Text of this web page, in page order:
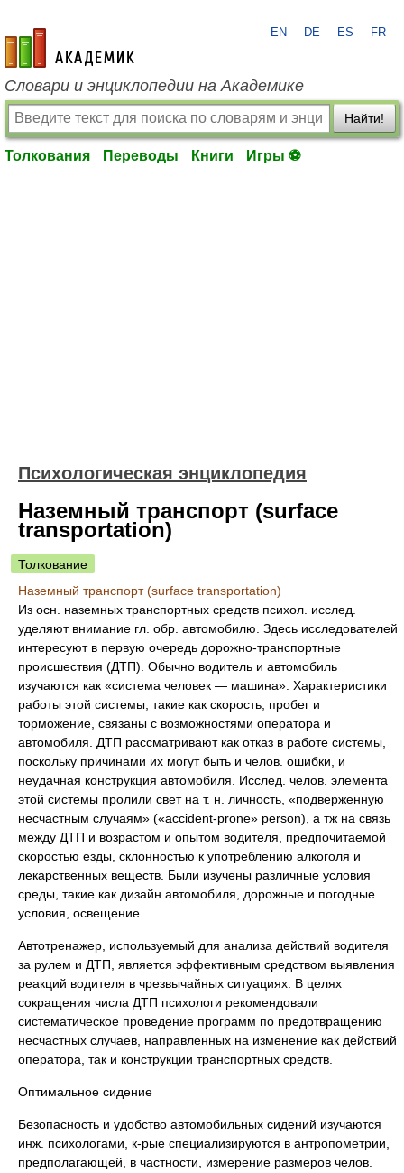
academic.ru
EN DE ES FR
Словари и энциклопедии на Академике
Найти!
Толкования Переводы Книги Игры ⚽
Психологическая энциклопедия
Наземный транспорт (surface
transportation)
Толкование
Наземный транспорт (surface transportation)
Из осн. наземных транспортных средств психол. исслед.
уделяют внимание гл. обр. автомобилю. Здесь исследователей
интересуют в первую очередь дорожно-транспортные
происшествия (ДТП). Обычно водитель и автомобиль
изучаются как «система человек — машина». Характеристики
работы этой системы, такие как скорость, пробег и
торможение, связаны с возможностями оператора и
автомобиля. ДТП рассматривают как отказ в работе системы,
поскольку причинами их могут быть и челов. ошибки, и
неудачная конструкция автомобиля. Исслед. челов. элемента
этой системы пролили свет на т. н. личность, «подверженную
несчастным случаям» («accident-prone» person), а тж на связь
между ДТП и возрастом и опытом водителя, предпочитаемой
скоростью езды, склонностью к употреблению алкоголя и
лекарственных веществ. Были изучены различные условия
среды, такие как дизайн автомобиля, дорожные и погодные
условия, освещение.
Автотренажер, используемый для анализа действий водителя
за рулем и ДТП, является эффективным средством выявления
реакций водителя в чрезвычайных ситуациях. В целях
сокращения числа ДТП психологи рекомендовали
систематическое проведение программ по предотвращению
несчастных случаев, направленных на изменение как действий
оператора, так и конструкции транспортных средств.
Оптимальное сидение
Безопасность и удобство автомобильных сидений изучаются
инж. психологами, к-рые специализируются в антропометрии,
предполагающей, в частности, измерение размеров челов.